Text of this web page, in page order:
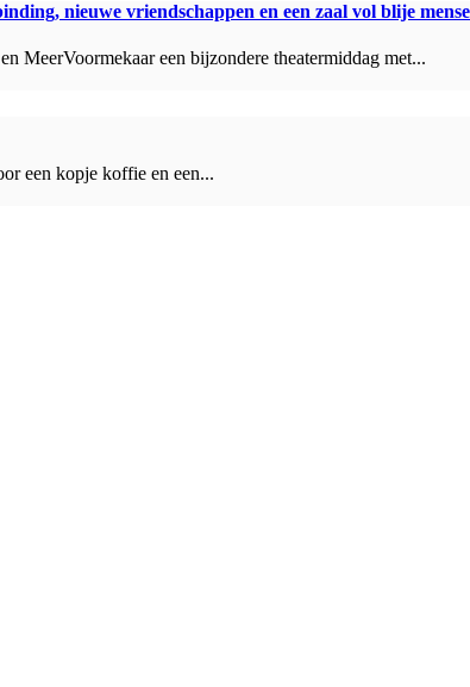
nieuwe vriendschappen en een zaal vol blije
MeerVoormekaar een bijzondere theatermiddag met...
een kopje koffie en een...